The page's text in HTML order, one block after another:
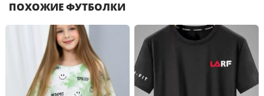
ПОХОЖИЕ ФУТБОЛКИ